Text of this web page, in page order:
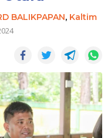
BALIKPAPAN, Kaltim